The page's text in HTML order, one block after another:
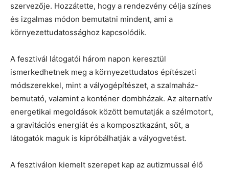
szervezője. Hozzátette, hogy a rendezvény célja színes
és izgalmas módon bemutatni mindent, ami a
környezettudatossághoz kapcsolódik.
A fesztivál látogatói három napon keresztül
ismerkedhetnek meg a környezettudatos építészeti
módszerekkel, mint a vályogépítészet, a szalmaház-
bemutató, valamint a konténer dombházak. Az alternatív
energetikai megoldások között bemutatják a szélmotort,
a gravitációs energiát és a komposztkazánt, sőt, a
látogatók maguk is kipróbálhatják a vályogvetést.
A fesztiválon kiemelt szerepet kap az autizmussal élő